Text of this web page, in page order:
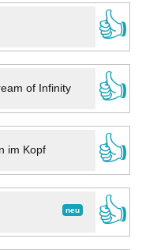
👍
of Infinity
👍
im Kopf
👍
neu
👍